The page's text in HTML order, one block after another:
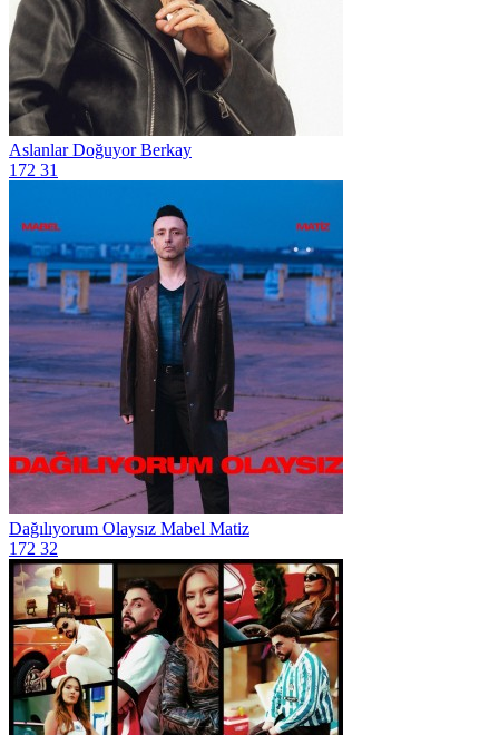
Aslanlar Doğuyor Berkay
172 31
Dağılıyorum Olaysız Mabel Matiz
172 32